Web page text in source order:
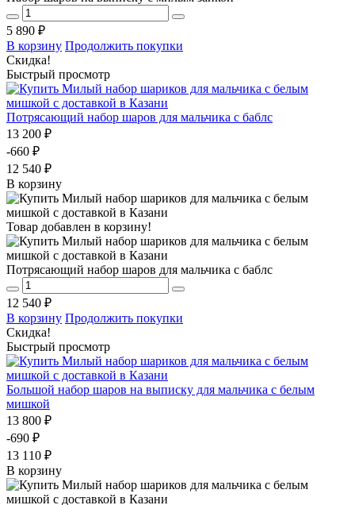
5 890 ₽
В корзину Продолжить покупки
Скидка!
Быстрый просмотр
Потрясающий набор шаров для мальчика с баблс
13 200 ₽
-660 ₽
12 540 ₽
В корзину
Товар добавлен в корзину!
Потрясающий набор шаров для мальчика с баблс
12 540 ₽
В корзину Продолжить покупки
Скидка!
Быстрый просмотр
Большой набор шаров на выписку для мальчика с белым
мишкой
13 800 ₽
-690 ₽
13 110 ₽
В корзину